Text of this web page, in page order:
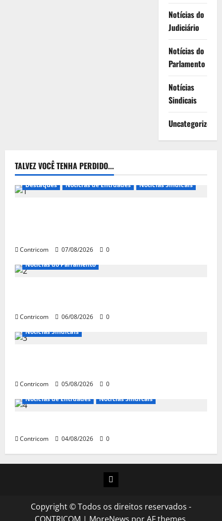
Notícias do
Judiciário
Notícias do
Parlamento
Notícias
Sindicais
Uncategorized
TALVEZ VOCÊ TENHA PERDIDO...
Destaques Notícias de Entidades Notícias Sindicais
Contricom 07/08/2026
0
Notícias do Parlamento
Contricom 06/08/2026
0
Notícias Sindicais
Contricom 05/08/2026
0
Notícias de Entidades
Notícias Sindicais
Contricom 04/08/2026 0
Instagram
Copyright © Todos os direitos reservados -